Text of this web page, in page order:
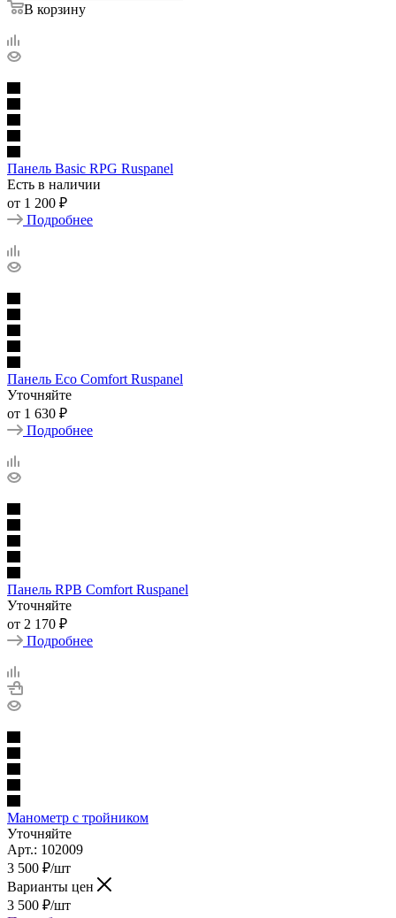
В корзину
Панель Basic RPG Ruspanel
Есть в наличии
от 1 200 ₽
Подробнее
Панель Eco Comfort Ruspanel
Уточняйте
от 1 630 ₽
Подробнее
Панель RPB Comfort Ruspanel
Уточняйте
от 2 170 ₽
Подробнее
Манометр с тройником
Уточняйте
Арт.: 102009
3 500 ₽/шт
Варианты цен
3 500 ₽/шт